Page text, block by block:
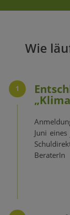
Wie
1
Juni
BeraterIn